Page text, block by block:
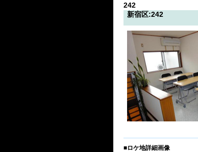
242
新宿区:242
■ロケ地詳細画像